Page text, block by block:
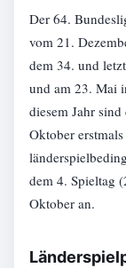
Der 64.
vom 21.
dem 34. und
und am 23. Mai
diesem Jahr
Oktober
dem 4. Spieltag
Oktober an.